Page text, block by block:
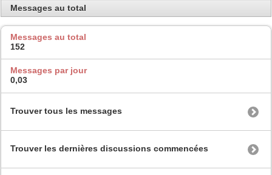
Messages au total
Messages au total
152
Messages par jour
0,03
Trouver tous les messages
Trouver les dernières discussions commencées